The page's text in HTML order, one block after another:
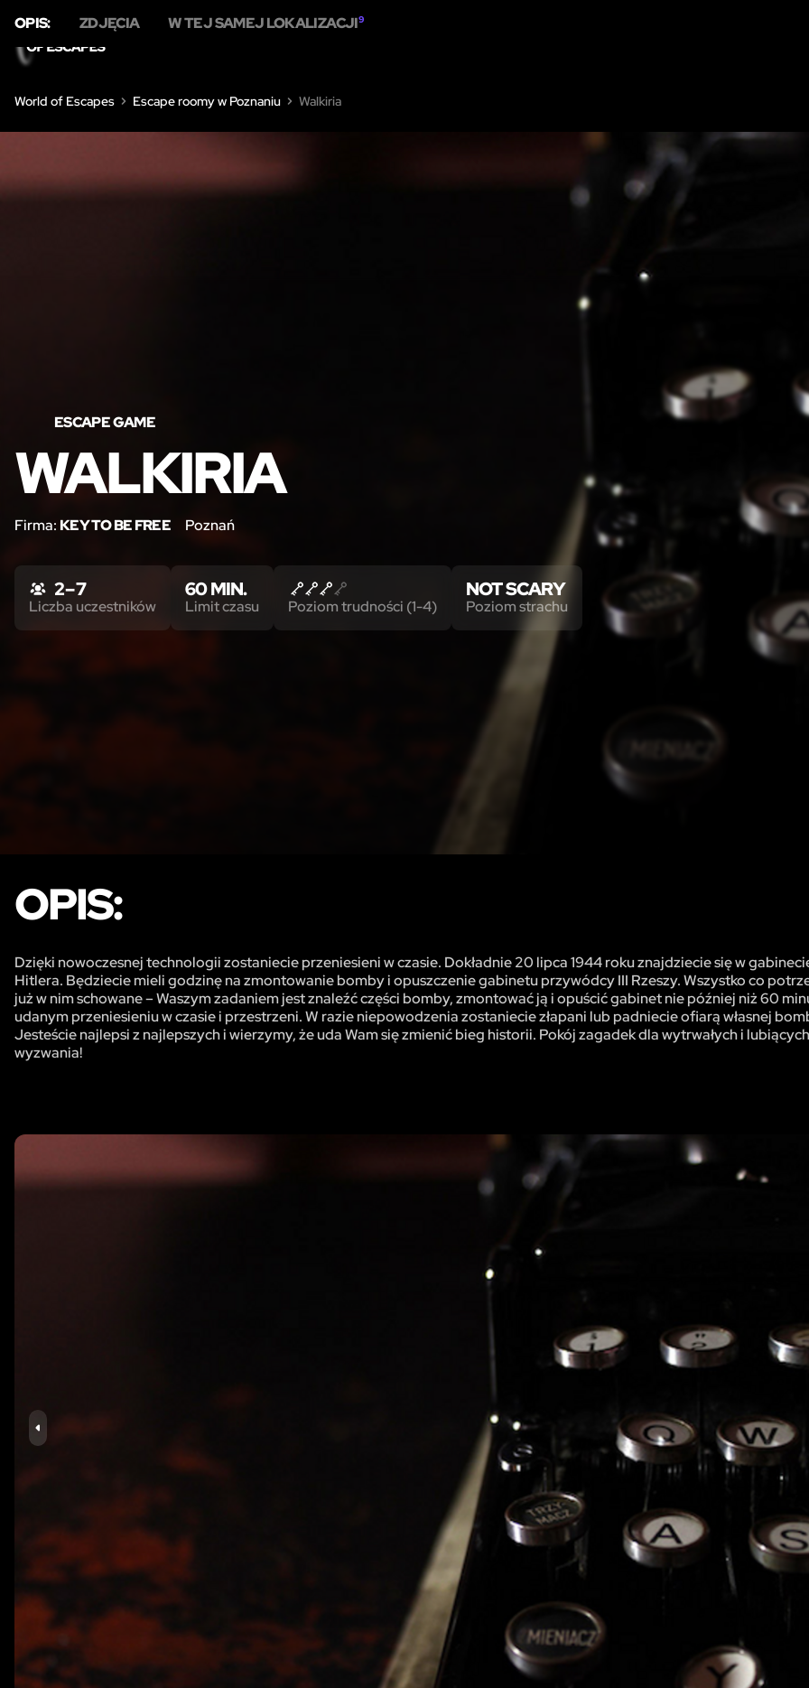
World of Escapes Escape roomy w Poznaniu Walkiria
ESCAPE GAME
WALKIRIA
Firma: KEY TO BE FREE Poznań
OPIS: ZDJĘCIA W TEJ SAMEJ LOKALIZACJI9
2 – 7
Liczba uczestników
60 MIN.
Limit czasu Poziom trudności (1-4)
NOT SCARY
Poziom strachu
OPIS:
Dzięki nowoczesnej technologii zostaniecie przeniesieni w czasie. Dokładnie 20 lipca 1944 roku znajdziecie się w
Hitlera. Będziecie mieli godzinę na zmontowanie bomby i opuszczenie gabinetu przywódcy III Rzeszy. Wszystko co
już w nim schowane – Waszym zadaniem jest znaleźć części bomby, zmontować ją i opuścić gabinet nie później niż 60
udanym przeniesieniu w czasie i przestrzeni. W razie niepowodzenia zostaniecie złapani lub padniecie ofiarą własnej
Jesteście najlepsi z najlepszych i wierzymy, że uda Wam się zmienić bieg historii. Pokój zagadek dla wytrwałych i
wyzwania!